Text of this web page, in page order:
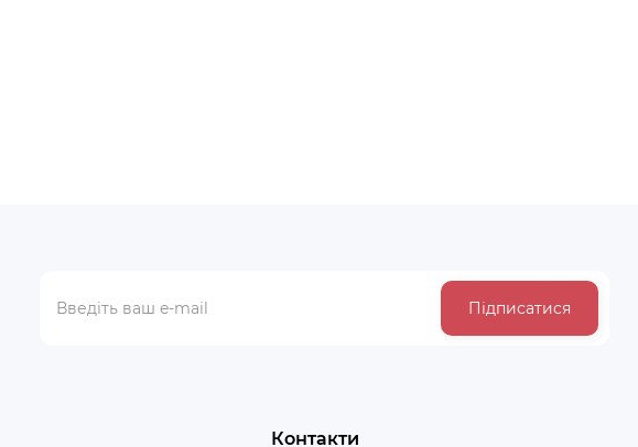
Підписатися
Контакти